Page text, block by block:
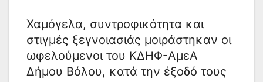
Χαμόγελα, συντροφικότητα και
στιγμές ξεγνοιασιάς μοιράστηκαν οι
ωφελούμενοι του ΚΔΗΦ-ΑμεΑ
Δήμου Βόλου, κατά την έξοδό τους